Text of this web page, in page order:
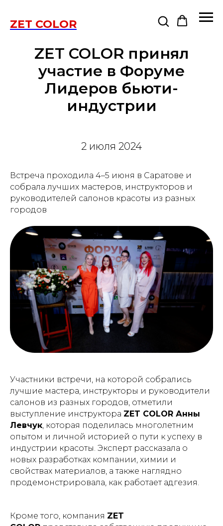
ZET COLOR
ZET COLOR принял
участие в Форуме
Лидеров бьюти-
индустрии
2 июля 2024
Встреча проходила 4–5 июня в Саратове и
собрала лучших мастеров, инструкторов и
руководителей салонов красоты из разных
городов
Участники встречи, на которой собрались
лучшие мастера, инструкторы и руководители
салонов из разных городов, отметили
выступление инструктора ZET COLOR Анны
Левчук, которая поделилась многолетним
опытом и личной историей о пути к успеху в
индустрии красоты. Эксперт рассказала о
новых разработках компании, химии и
свойствах материалов, а также наглядно
продемонстрировала, как работает адгезия.
Кроме того, компания ZET